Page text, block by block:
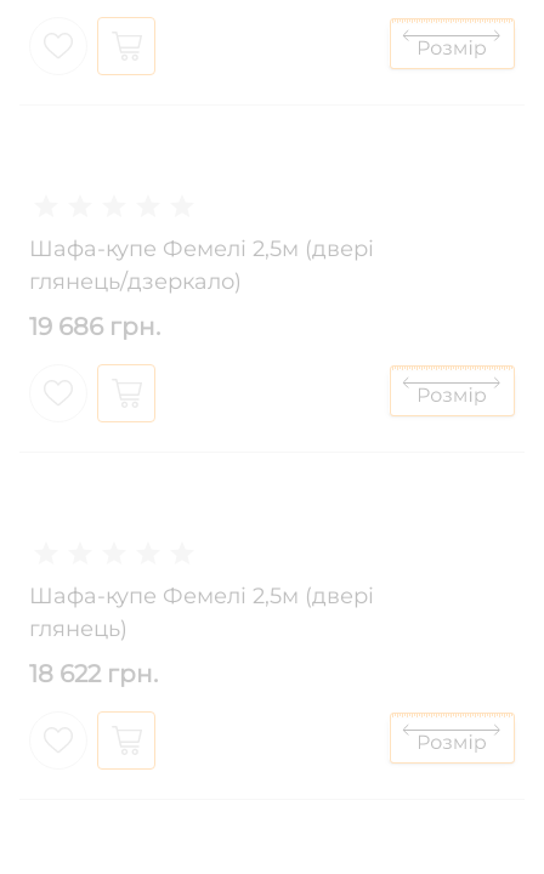
Шафа-купе Фемелі 2,5м (двері
глянець/дзеркало)
19 686 грн.
Шафа-купе Фемелі 2,5м (двері
глянець)
18 622 грн.